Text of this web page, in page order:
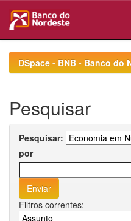
navigationDSpace - BNB - Banco do
Pesquisar
Pesquisar:
por
Filtros correntes: